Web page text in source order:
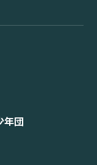
年団